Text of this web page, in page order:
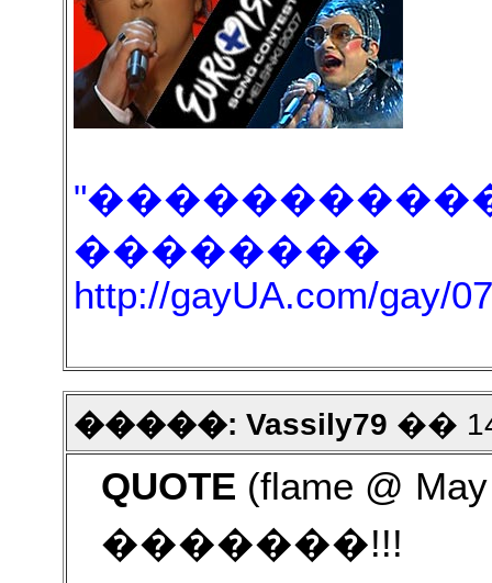
��������
http://gayUA.com/gay/
�����: Vassily79 ��
QUOTE (flame @
�������!!!